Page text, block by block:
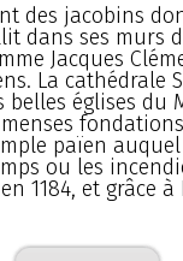
des jacobins
dans ses murs
Jacques
La cathédrale
églises du
païen
ou les
1184, et grâce